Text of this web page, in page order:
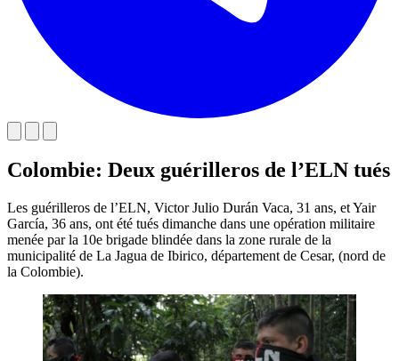
Colombie: Deux guérilleros de l’ELN tués
Les guérilleros de l’ELN, Victor Julio Durán Vaca, 31 ans, et Yair
García, 36 ans, ont été tués dimanche dans une opération militaire
menée par la 10e brigade blindée dans la zone rurale de la
municipalité de La Jagua de Ibirico, département de Cesar, (nord de
la Colombie).